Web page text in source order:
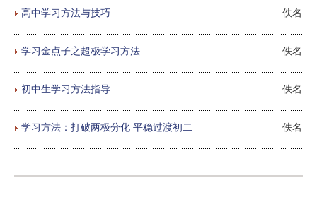
高中学习方法与技巧 佚名
学习金点子之超极学习方法 佚名
初中生学习方法指导 佚名
学习方法：打破两极分化 平稳过渡初二 佚名